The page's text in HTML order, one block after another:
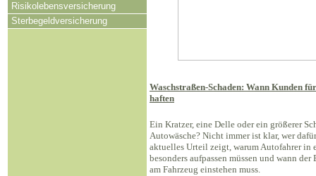
Risikolebensversicherung
Sterbegeldversicherung
Waschstraßen-Schaden: Wann Kunden
haften
Ein Kratzer, eine Delle oder ein größerer
Autowäsche? Nicht immer ist klar, wer
aktuelles Urteil zeigt, warum Autofahrer in
besonders aufpassen müssen und wann
am Fahrzeug einstehen muss.